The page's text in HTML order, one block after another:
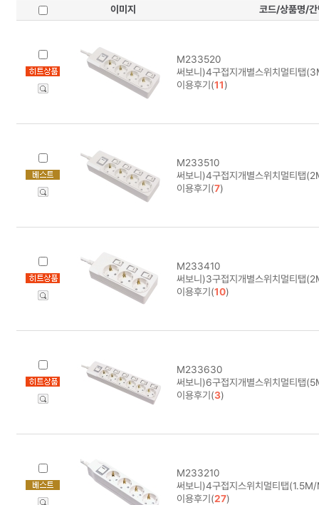
이미지 코드/상품명/간
M233520
써보니)4구접지개별스위치멀티
이용후기(11)
M233510
써보니)4구접지개별스위치멀티탭
이용후기(7)
M233410
써보니)3구접지개별스위치멀티탭
이용후기(10)
M233630
써보니)6구접지개별스위치멀티탭
이용후기(3)
M233210
써보니)4구접지스위치멀티탭
이용후기(27)